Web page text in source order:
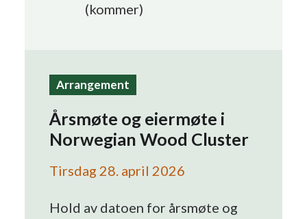
(kommer)
Arrangement
Årsmøte og eiermøte i
Norwegian Wood Cluster
Tirsdag 28. april 2026
Hold av datoen for årsmøte og